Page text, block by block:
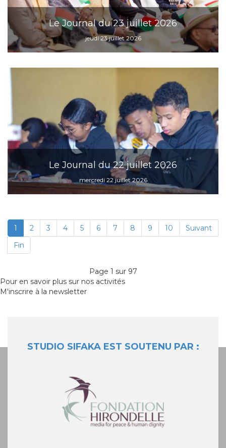
Le Journal du 23 juillet 2026
jeudi 23 juillet 2026
Le Journal du 22 juillet 2026
mercredi 22 juillet 2026
1 2 3 4 5 6 7 8 9 10
Suivant
Fin
Page 1 sur 97
Pour en savoir plus sur nos activités
M'inscrire à la newsletter
STUDIO SIFAKA EST SOUTENU PAR :